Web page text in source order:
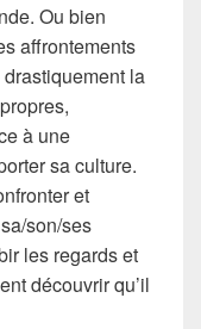
Ou bien
affrontements
la
à une
sa culture.
et
son/ses
les regards et
découvrir qu’il